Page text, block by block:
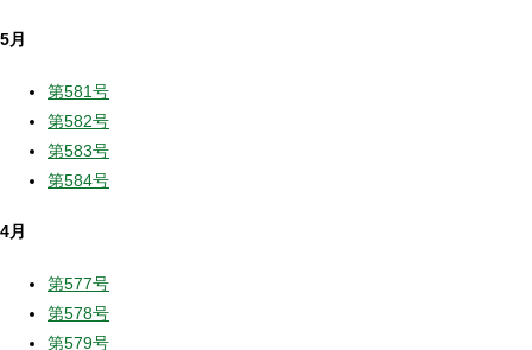
5月
第581号
第582号
第583号
第584号
4月
第577号
第578号
第579号